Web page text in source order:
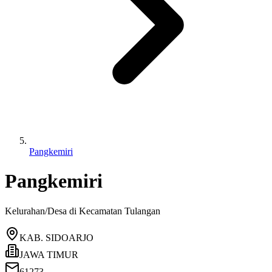
Pangkemiri
Pangkemiri
Kelurahan/Desa di Kecamatan Tulangan
KAB. SIDOARJO
JAWA TIMUR